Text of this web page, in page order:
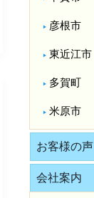
彦根市
東近江市
多賀町
米原市
お客様の声
会社案内